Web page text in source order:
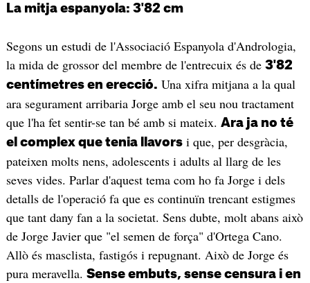
La mitja espanyola: 3'82 cm
Segons un estudi de l'Associació Espanyola d'Andrologia,
la mida de grossor del membre de l'entrecuix és de 3'82
centímetres en erecció. Una xifra mitjana a la qual
ara segurament arribaria Jorge amb el seu nou tractament
que l'ha fet sentir-se tan bé amb si mateix. Ara ja no té
el complex que tenia llavorsi que, per desgràcia,
pateixen molts nens, adolescents i adults al llarg de les
seves vides. Parlar d'aquest tema com ho fa Jorge i dels
detalls de l'operació fa que es continuïn trencant estigmes
que tant dany fan a la societat. Sens dubte, molt abans això
de Jorge Javier que "el semen de força" d'Ortega Cano.
Allò és masclista, fastigós i repugnant. Això de Jorge és
pura meravella. Sense embuts, sense censura i en